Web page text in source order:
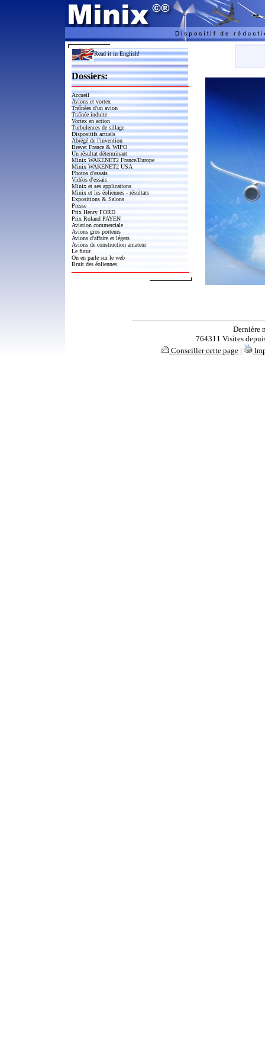
Read it in English!
Dossiers:
Accueil
Avions et vortex
Traînées d'un avion
Traînée induite
Vortex en action
Turbulences de sillage
Dispositifs actuels
Abrégé de l'invention
Brevet France & WIPO
Un résultat déterminant
Minix WAKENET2 France/Europe
Minix WAKENET2 USA
Photos d'essais
Vidéos d'essais
Minix et ses applications
Minix et les éoliennes - résultats
Expositions & Salons
Presse
Prix Henry FORD
Prix Roland PAYEN
Aviation commerciale
Avions gros porteurs
Avions d'affaire et légers
Avions de construction amateur
Le futur
On en parle sur le web
Bruit des éoliennes
Dernière
764311 Visites
Conseiller cette page |